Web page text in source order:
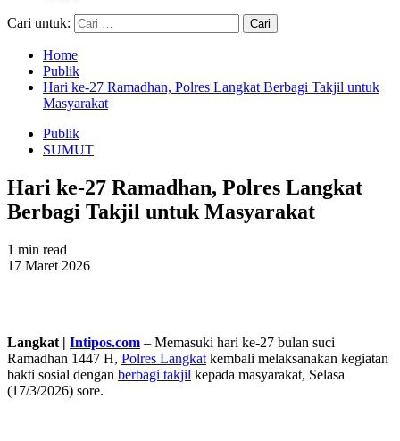
Cari untuk:
Home
Publik
Hari ke-27 Ramadhan, Polres Langkat Berbagi Takjil untuk
Masyarakat
Publik
SUMUT
Hari ke-27 Ramadhan, Polres Langkat
Berbagi Takjil untuk Masyarakat
1 min read
17 Maret 2026
Langkat | Intipos.com – Memasuki hari ke-27 bulan suci
Ramadhan 1447 H, Polres Langkat kembali melaksanakan kegiatan
bakti sosial dengan berbagi takjil kepada masyarakat, Selasa
(17/3/2026) sore.